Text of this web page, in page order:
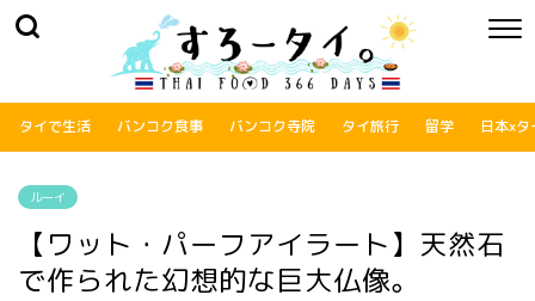
タイで生活 バンコク食事 バンコク寺院 タイ旅行 留学 日本xタ
ルーイ
【ワット・パーフアイラート】天然石
で作られた幻想的な巨大仏像。